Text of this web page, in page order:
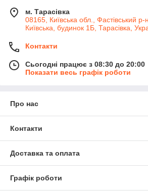
м. Тарасівка
08165, Київська обл., Фастівський р-
Київська, будинок 1Б, Тарасівка,
Контакти
Сьогодні працює з 08:30 до 20:00
Показати весь графік роботи
Про нас
Контакти
Доставка та оплата
Графік роботи